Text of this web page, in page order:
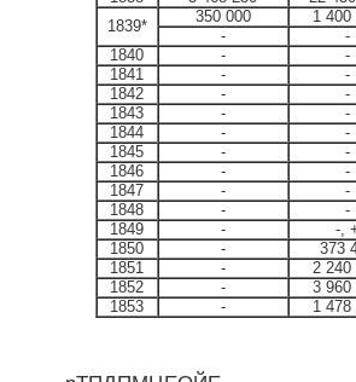
1839*
350 000
1 400
-
-
1840
-
-
1841
-
-
1842
-
-
1843
-
-
1844
-
-
1845
-
-
1846
-
-
1847
-
-
1848
-
-
1849
-
-,
1850
-
373
1851
-
2 240
1852
-
3 960
1853
- 1 478